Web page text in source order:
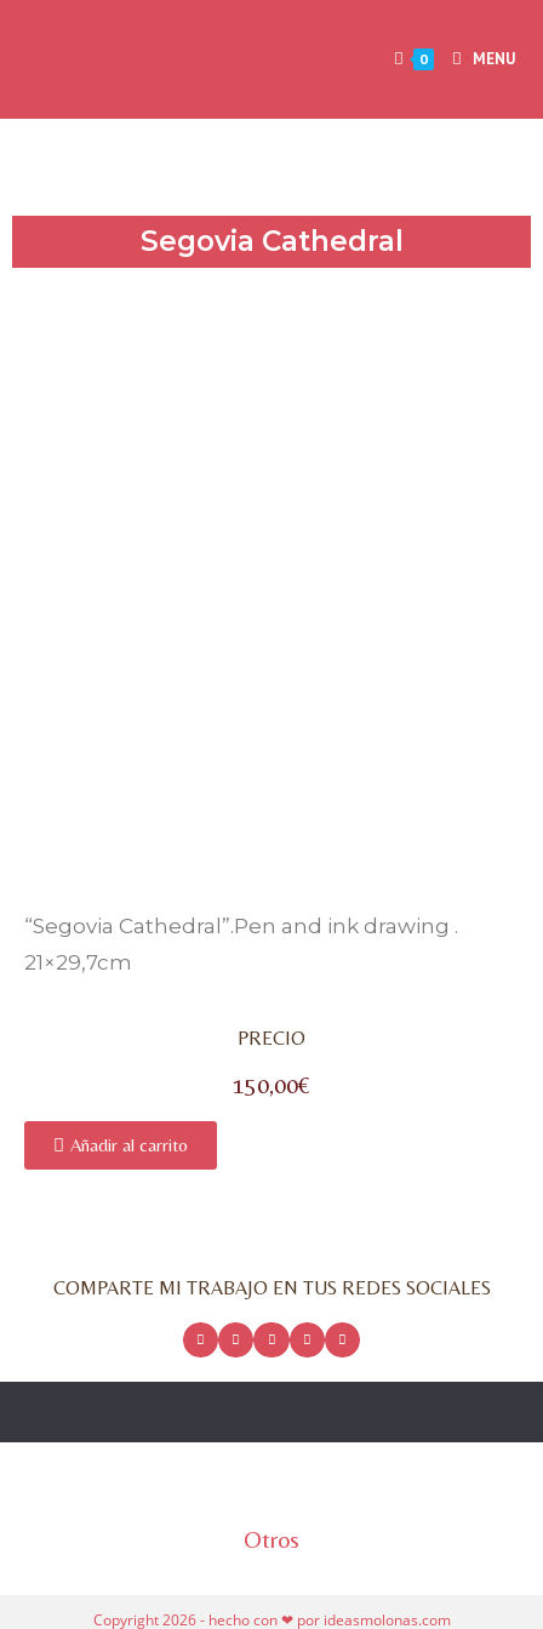
0 MENU
Segovia Cathedral
“Segovia Cathedral”.Pen and ink drawing .
21×29,7cm
PRECIO
150,00€
Añadir al carrito
COMPARTE MI TRABAJO EN TUS REDES SOCIALES
Otros
Copyright 2026 - hecho con ❤ por ideasmolonas.com